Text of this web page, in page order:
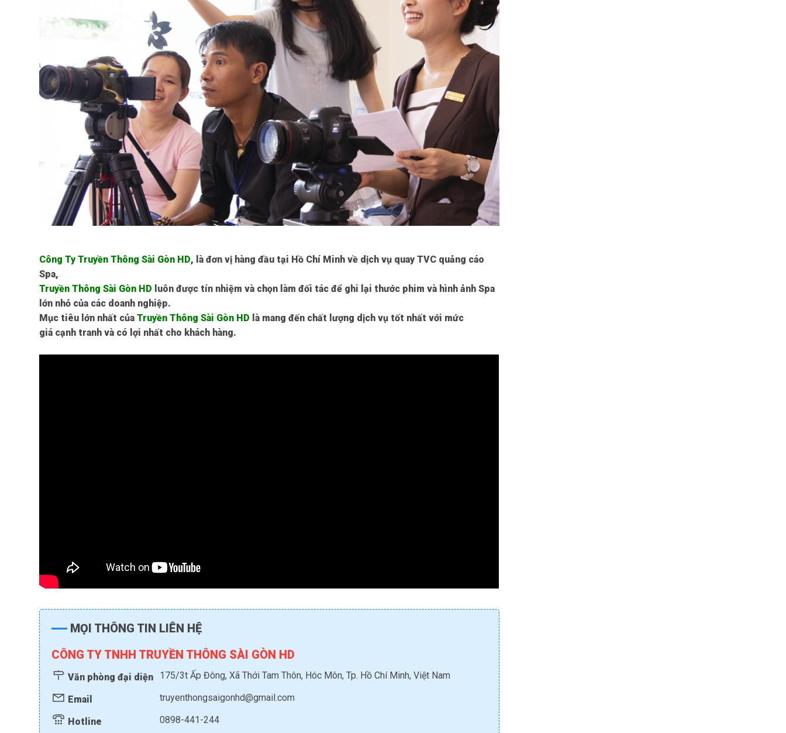
Công Ty Truyền Thông Sài Gòn HD, là đơn vị hàng đầu tại Hồ Chí Minh về dịch vụ quay TVC quảng cáo
Spa,
Truyền Thông Sài Gòn HD luôn được tín nhiệm và chọn làm đối tác để ghi lại thước phim và hình ảnh Spa
lớn nhỏ của các doanh nghiệp.
Mục tiêu lớn nhất củaTruyền Thông Sài Gòn HD là mang đến chất lượng dịch vụ tốt nhất với mức
giá cạnh tranh và có lợi nhất cho khách hàng.
MỌI THÔNG TIN LIÊN HỆ
CÔNG TY TNHH TRUYỀN THÔNG SÀI GÒN HD
Văn phòng đại diện 175/3t Ấp Đông, Xã Thới Tam Thôn, Hóc Môn, Tp. Hồ Chí Minh, Việt Nam
Email truyenthongsaigonhd@gmail.com
Hotline 0898-441-244